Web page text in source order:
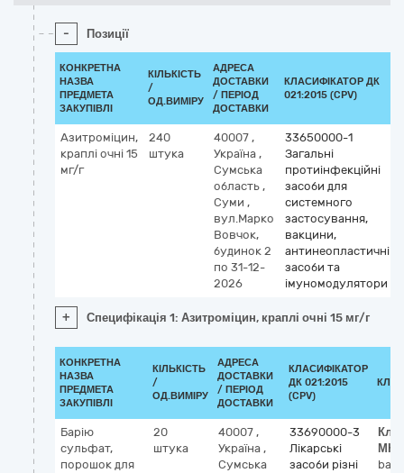
- Позиції
КОНКРЕТНА
НАЗВА
ПРЕДМЕТА
ЗАКУПІВЛІ
КІЛЬКІСТЬ
/
ОД.ВИМІРУ
АДРЕСА
ДОСТАВКИ
/ ПЕРІОД
ДОСТАВКИ
КЛАСИФІКАТОР ДК
021:2015 (CPV)
Азитроміцин,
краплі очні 15
мг/г
240
штука
40007 ,
Україна ,
Сумська
область ,
Суми ,
вул.Марко
Вовчок,
будинок 2
по 31-12-
2026
33650000-1
Загальні
протиінфекційні
засоби для
системного
застосування,
вакцини,
антинеопластичні
засоби та
імуномодулятори
+ Специфікація 1: Азитроміцин, краплі очні 15 мг/г
КОНКРЕТНА
НАЗВА
ПРЕДМЕТА
ЗАКУПІВЛІ
КІЛЬКІСТЬ
/
ОД.ВИМІРУ
АДРЕСА
ДОСТАВКИ
/ ПЕРІОД
ДОСТАВКИ
КЛАСИФІКАТОР
ДК 021:2015
(CPV)
Барію
сульфат,
порошок для
20
штука
40007 ,
Україна ,
Сумська
33690000-3
Лікарські
засоби різні
МНН